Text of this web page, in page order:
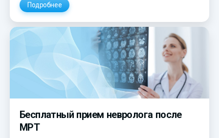
Подробнее
Бесплатный прием невролога после
МРТ